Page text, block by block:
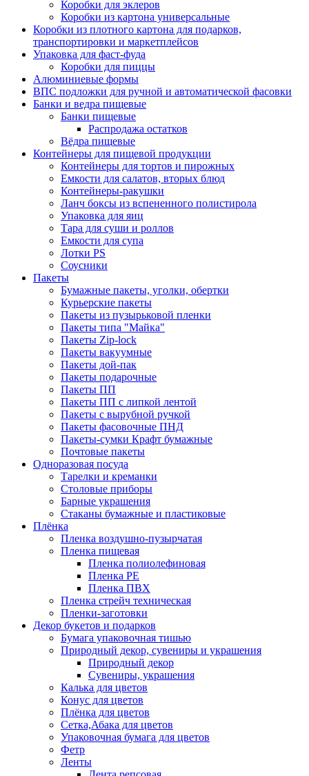
Коробки для эклеров
Коробки из картона универсальные
Коробки из плотного картона для подарков,
транспортировки и маркетплейсов
Упаковка для фаст-фуда
Коробки для пиццы
Алюминиевые формы
ВПС подложки для ручной и автоматической фасовки
Банки и ведра пищевые
Банки пищевые
Распродажа остатков
Вёдра пищевые
Контейнеры для пищевой продукции
Контейнеры для тортов и пирожных
Емкости для салатов, вторых блюд
Контейнеры-ракушки
Ланч боксы из вспененного полистирола
Упаковка для яиц
Тара для суши и роллов
Емкости для супа
Лотки PS
Соусники
Пакеты
Бумажные пакеты, уголки, обертки
Курьерские пакеты
Пакеты из пузырьковой пленки
Пакеты типа "Майка"
Пакеты Zip-lock
Пакеты вакуумные
Пакеты дой-пак
Пакеты подарочные
Пакеты ПП
Пакеты ПП с липкой лентой
Пакеты с вырубной ручкой
Пакеты фасовочные ПНД
Пакеты-сумки Крафт бумажные
Почтовые пакеты
Одноразовая посуда
Тарелки и креманки
Столовые приборы
Барные украшения
Стаканы бумажные и пластиковые
Плёнка
Пленка воздушно-пузырчатая
Пленка пищевая
Пленка полиолефиновая
Пленка PE
Пленка ПВХ
Пленка стрейч техническая
Пленки-заготовки
Декор букетов и подарков
Бумага упаковочная тишью
Природный декор, сувениры и украшения
Природный декор
Сувениры, украшения
Калька для цветов
Конус для цветов
Плёнка для цветов
Сетка,Абака для цветов
Упаковочная бумага для цветов
Фетр
Ленты